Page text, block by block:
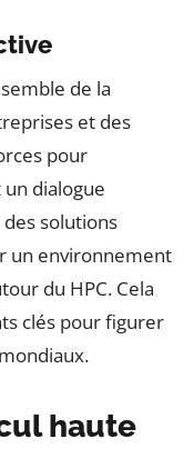
de la
et des
pour
dialogue
solutions
un environnement
du HPC. Cela
clés pour figurer
haute